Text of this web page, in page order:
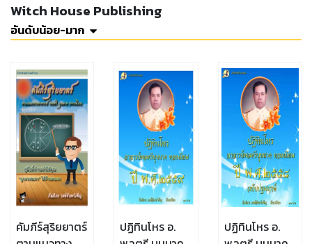
Witch House Publishing
อันดับน้อย-มาก
คัมภีร์สุริยยาตร์
ปฏิทินโหร อ.
ปฏิทินโหร อ.